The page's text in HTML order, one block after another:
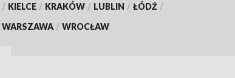
/ KIELCE / KRAKÓW / LUBLIN / ŁÓDŹ /
WARSZAWA / WROCŁAW